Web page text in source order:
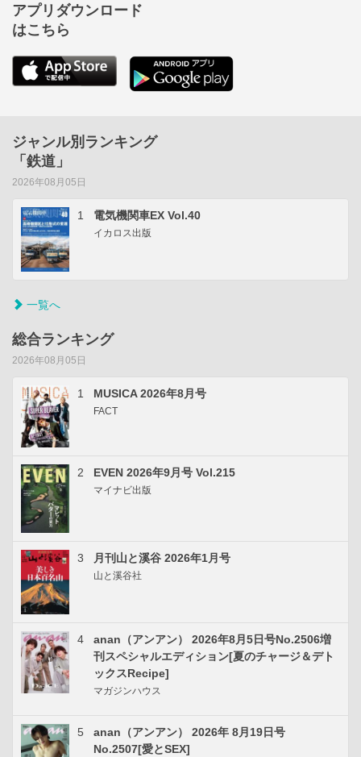
アプリダウンロード
はこちら
ジャンル別ランキング
「鉄道」
2026年08月05日
1 電気機関車EX Vol.40
イカロス出版
一覧へ
総合ランキング
2026年08月05日
1 MUSICA 2026年8月号
FACT
2 EVEN 2026年9月号 Vol.215
マイナビ出版
3 月刊山と溪谷 2026年1月号
山と溪谷社
4
anan（アンアン） 2026年8月5日号No.2506増
刊スペシャルエディション[夏のチャージ＆デト
ックスRecipe]
マガジンハウス
5
anan（アンアン） 2026年 8月19日号
No.2507[愛とSEX]